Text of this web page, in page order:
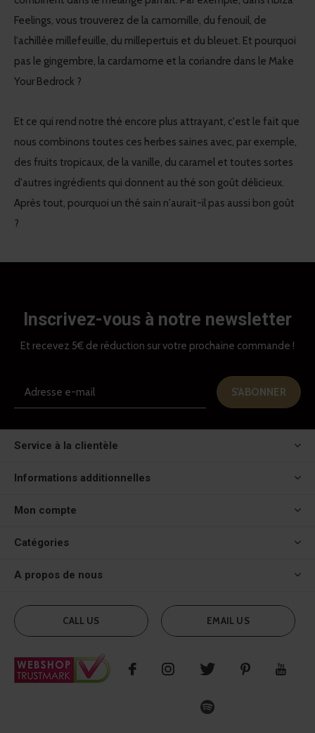
Feelings, vous trouverez de la camomille, du fenouil, de
l'achillée millefeuille, du millepertuis et du bleuet. Et pourquoi
pas le gingembre, la cardamome et la coriandre dans le Make
Your Bedrock ?
Et ce qui rend notre thé encore plus attrayant, c'est le fait que
nous combinons toutes ces herbes saines avec, par exemple,
des fruits tropicaux, de la vanille, du caramel et toutes sortes
d'autres ingrédients qui donnent au thé son goût délicieux.
Après tout, pourquoi un thé sain n'aurait-il pas aussi bon goût
?
Inscrivez-vous à notre newsletter
Et recevez 5€ de réduction sur votre prochaine commande !
S'ABONNER
Service à la clientèle
Informations additionnelles
Mon compte
Catégories
A propos de nous
CALL US EMAIL US